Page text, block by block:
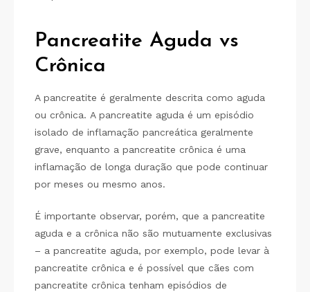
Pancreatite Aguda vs
Crônica
A pancreatite é geralmente descrita como aguda
ou crônica. A pancreatite aguda é um episódio
isolado de inflamação pancreática geralmente
grave, enquanto a pancreatite crônica é uma
inflamação de longa duração que pode continuar
por meses ou mesmo anos.
É importante observar, porém, que a pancreatite
aguda e a crônica não são mutuamente exclusivas
– a pancreatite aguda, por exemplo, pode levar à
pancreatite crônica e é possível que cães com
pancreatite crônica tenham episódios de